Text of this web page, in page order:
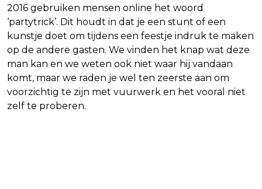
2016 gebruiken mensen online het woord
‘partytrick’. Dit houdt in dat je een stunt of een
kunstje doet om tijdens een feestje indruk te maken
op de andere gasten. We vinden het knap wat deze
man kan en we weten ook niet waar hij vandaan
komt, maar we raden je wel ten zeerste aan om
voorzichtig te zijn met vuurwerk en het vooral niet
zelf te proberen.